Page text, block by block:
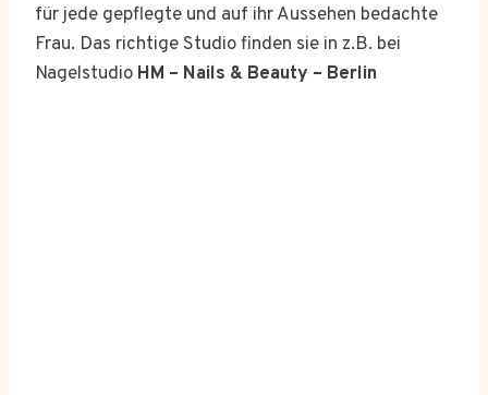
für jede gepflegte und auf ihr Aussehen bedachte
Frau. Das richtige Studio finden sie in z.B. bei
Nagelstudio HM – Nails & Beauty – Berlin